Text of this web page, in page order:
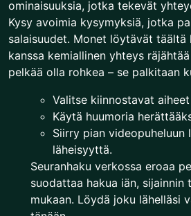
ominaisuuksia, jotka tekevät
Kysy avoimia kysymyksiä, jotka
salaisuudet. Monet löytävät täältä
kanssa kemiallinen yhteys
pelkää olla rohkea – se palkitaan
Valitse kiinnostavat
Käytä huumoria
Siirry pian videopuheluun
läheisyyttä.
Seuranhaku verkossa eroaa
suodattaa hakua iän, sijainnin
mukaan. Löydä joku lähelläsi